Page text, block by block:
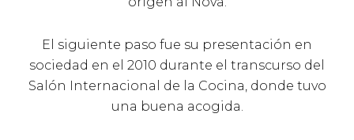
El siguiente paso fue su presentación en
sociedad en el 2010 durante el transcurso del
Salón Internacional de la Cocina, donde tuvo
una buena acogida.